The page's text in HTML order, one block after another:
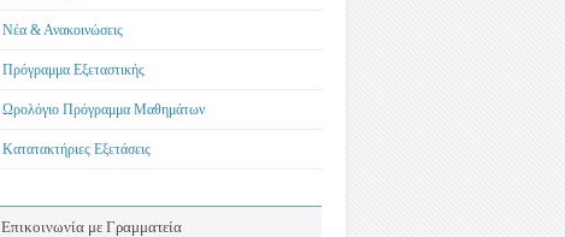
Νέα & Ανακοινώσεις
Πρόγραμμα Εξεταστικής
Ωρολόγιο Πρόγραμμα Μαθημάτων
Κατατακτήριες Εξετάσεις
Επικοινωνία με Γραμματεία